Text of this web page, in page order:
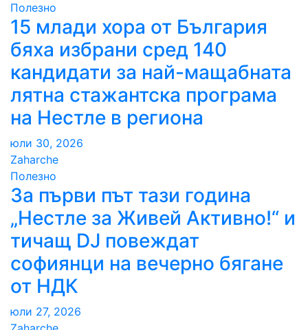
Полезно
15 млади хора от България
бяха избрани сред 140
кандидати за най-мащабната
лятна стажантска програма
на Нестле в региона
юли 30, 2026
Zaharche
Полезно
За първи път тази година
„Нестле за Живей Активно!“ и
тичащ DJ повеждат
софиянци на вечерно бягане
от НДК
юли 27, 2026